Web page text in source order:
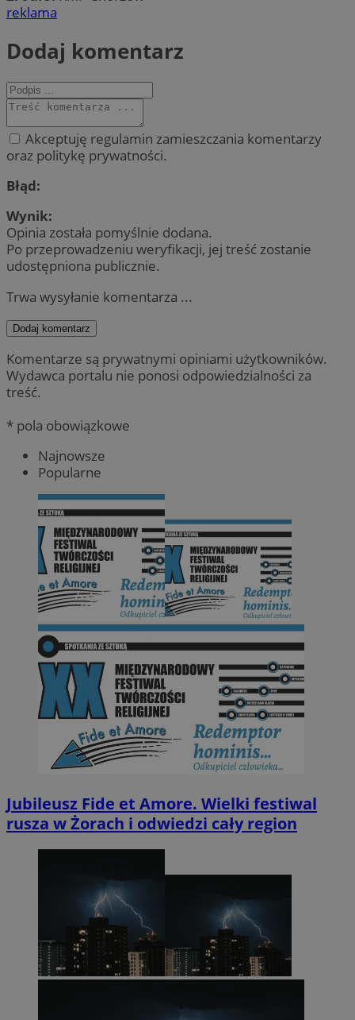
reklama
Dodaj komentarz
Akceptuję regulamin zamieszczania komentarzy
oraz politykę prywatności.
Błąd:
Wynik:
Opinia została pomyślnie dodana.
Po przeprowadzeniu weryfikacji, jej treść zostanie
udostępniona publicznie.
Trwa wysyłanie komentarza ...
Dodaj komentarz
Komentarze są prywatnymi opiniami użytkowników.
Wydawca portalu nie ponosi odpowiedzialności za
treść.
* pola obowiązkowe
Najnowsze
Popularne
Jubileusz Fide et Amore. Wielki festiwal
rusza w Żorach i odwiedzi cały region